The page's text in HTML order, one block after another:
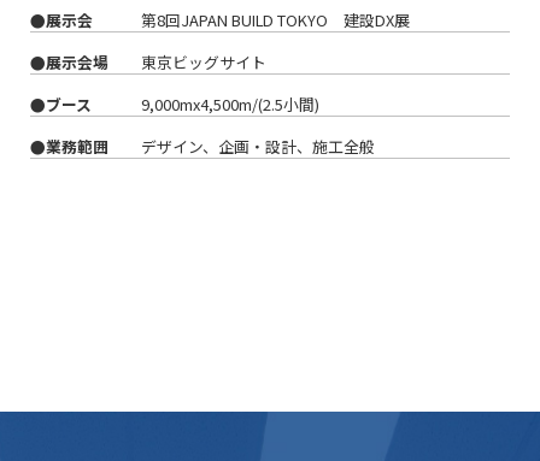
●展示会
第8回JAPAN BUILD TOKYO 建設DX展
●展示会場
東京ビッグサイト
●ブース
9,000mx4,500m/(2.5小間)
●業務範囲
デザイン、企画・設計、施工全般